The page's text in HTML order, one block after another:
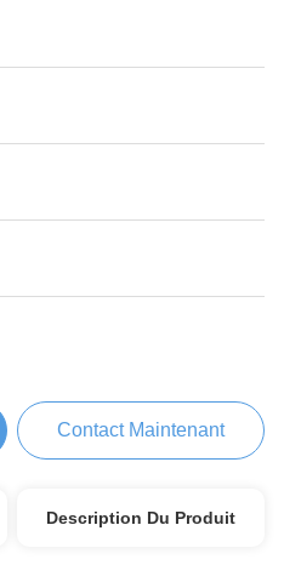
Contact Maintenant
Description Du Produit